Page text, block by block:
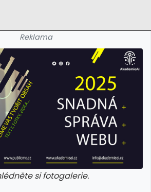
Reklama
si fotogalerie.